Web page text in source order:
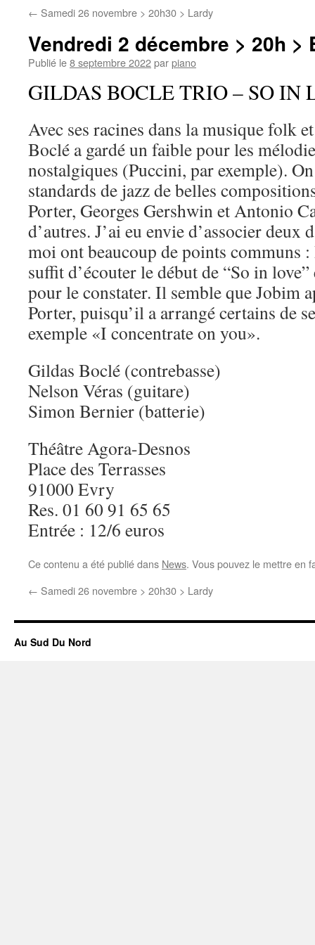
← Samedi 26 novembre > 20h30 > Lardy
Vendredi 2 décembre > 20h >
Publié le8 septembre 2022parpiano
GILDAS BOCLE TRIO – SO IN
Avec ses racines dans la musique folk
Boclé a gardé un faible pour les
nostalgiques (Puccini, par exemple).
standards de jazz de belles
Porter, Georges Gershwin et Antonio
d’autres. J’ai eu envie d’associer deux
moi ont beaucoup de points communs
suffit d’écouter le début de “So in
pour le constater. Il semble que Jobim
Porter, puisqu’il a arrangé certains de
exemple «I concentrate on you».
Gildas Boclé (contrebasse)
Nelson Véras (guitare)
Simon Bernier (batterie)
Théâtre Agora-Desnos
Place des Terrasses
91000 Evry
Res. 01 60 91 65 65
Entrée : 12/6 euros
Ce contenu a été publié dans News. Vous pouvez le mettre en
← Samedi 26 novembre > 20h30 > Lardy
Au Sud Du Nord